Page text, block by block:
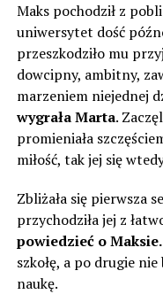
Maks pochodził z
uniwersytet dość
przeszkodziło mu
dowcipny, ambitny,
marzeniem niejednej
wygrała Marta.
promieniała
miłość, tak jej się
Zbliżała się pierwsza
przychodziła jej z
powiedzieć o Maksie.
szkołę, a po drugie
naukę.